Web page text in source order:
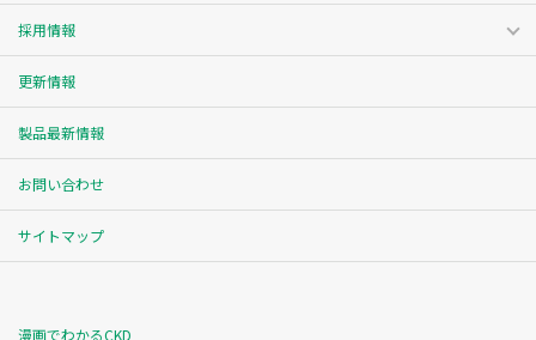
採用情報
更新情報
製品最新情報
お問い合わせ
サイトマップ
漫画でわかるCKD